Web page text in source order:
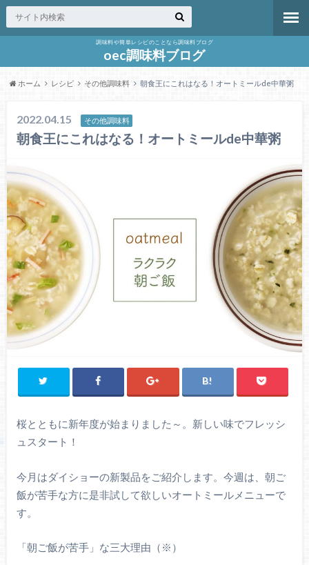
調味料や簡単レシピのことなら調味料ブログ
oec調味料ブログ
ホーム レシピ その他調味料 朝食王にこれはなる！オートミールde中華粥
2022.04.15 その他調味料
朝食王にこれはなる！オートミールde中華粥
桜とともに新年度が始まりました～。新しい味でフレッシ
ュスタート！
今月はダイショーの新製品をご紹介します。今週は、朝ご
飯が苦手な方に是非試して欲しいオートミールメニューで
す。
「朝ご飯が苦手」な三大理由（※）